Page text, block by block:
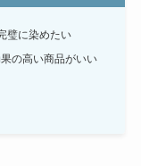
璧に染めたい
の高い商品がいい